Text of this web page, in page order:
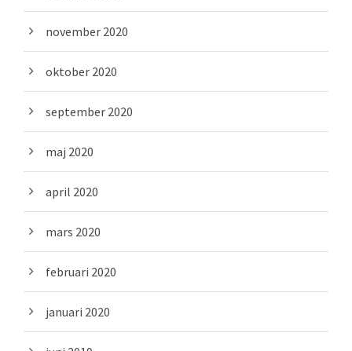
november 2020
oktober 2020
september 2020
maj 2020
april 2020
mars 2020
februari 2020
januari 2020